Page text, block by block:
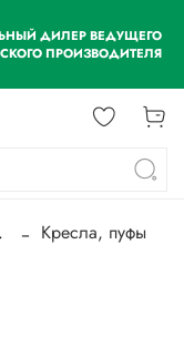
ДИЛЕР ВЕДУЩЕГО
ПРОИЗВОДИТЕЛЯ
Кресла, пуфы